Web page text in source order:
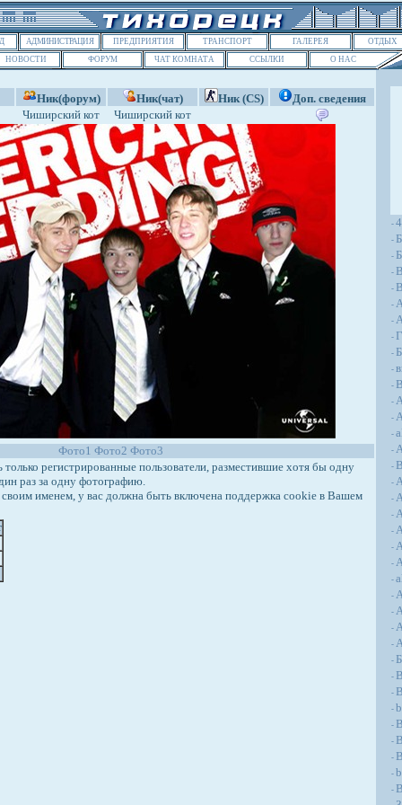
АДМИНИСТРАЦИЯ ПРЕДПРИЯТИЯ ТРАНСПОРТ ГАЛЕРЕЯ
ОТДЫХ
НОВОСТИ
ФОРУМ ЧАТ КОМНАТА ССЫЛКИ О НАС
Ник(форум) Ник(чат) Ник (CS)
Доп. сведения
Чиширский кот Чиширский кот
Фото1 Фото2 Фото3
регистрированные пользователи, разместившие хотя бы одну
раз за одну фотографию.
именем, у вас должна быть включена поддержка cookie в Вашем
-
-
-
-
-
-
-
-
-
-
-
-
-
-
-
-
-
-
-
-
-
-
-
-
-
-
-
-
-
-
-
-
-
-
-
-